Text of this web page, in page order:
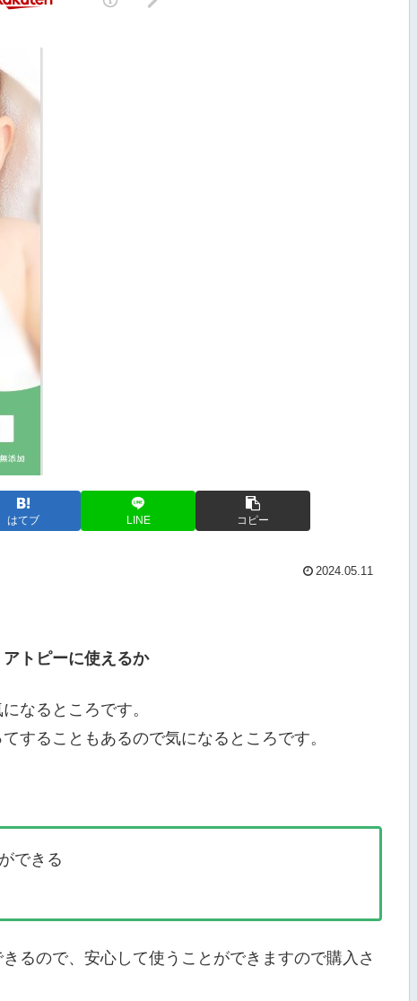
はてブ LINE コピー
2024.05.11
トピーに使えるか
なるところです。
することもあるので気になるところです。
できる
るので、安心して使うことができますので購入さ